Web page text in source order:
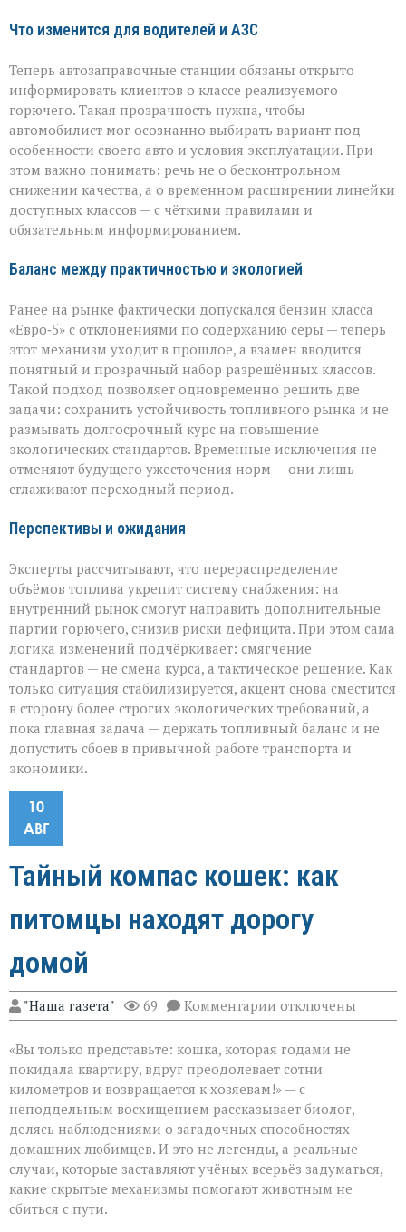
Что изменится для водителей и АЗС
Теперь автозаправочные станции обязаны открыто
информировать клиентов о классе реализуемого
горючего. Такая прозрачность нужна, чтобы
автомобилист мог осознанно выбирать вариант под
особенности своего авто и условия эксплуатации. При
этом важно понимать: речь не о бесконтрольном
снижении качества, а о временном расширении линейки
доступных классов — с чёткими правилами и
обязательным информированием.
Баланс между практичностью и экологией
Ранее на рынке фактически допускался бензин класса
«Евро‑5» с отклонениями по содержанию серы — теперь
этот механизм уходит в прошлое, а взамен вводится
понятный и прозрачный набор разрешённых классов.
Такой подход позволяет одновременно решить две
задачи: сохранить устойчивость топливного рынка и не
размывать долгосрочный курс на повышение
экологических стандартов. Временные исключения не
отменяют будущего ужесточения норм — они лишь
сглаживают переходный период.
Перспективы и ожидания
Эксперты рассчитывают, что перераспределение
объёмов топлива укрепит систему снабжения: на
внутренний рынок смогут направить дополнительные
партии горючего, снизив риски дефицита. При этом сама
логика изменений подчёркивает: смягчение
стандартов — не смена курса, а тактическое решение. Как
только ситуация стабилизируется, акцент снова сместится
в сторону более строгих экологических требований, а
пока главная задача — держать топливный баланс и не
допустить сбоев в привычной работе транспорта и
экономики.
10
АВГ
Тайный компас кошек: как
питомцы находят дорогу
домой
"Наша газета" 69 Комментарии к
записи
компас
кошек:
питомцы
находят
дорогу
домой
отключены
«Вы только представьте: кошка, которая годами не
покидала квартиру, вдруг преодолевает сотни
километров и возвращается к хозяевам!» — с
неподдельным восхищением рассказывает биолог,
делясь наблюдениями о загадочных способностях
домашних любимцев. И это не легенды, а реальные
случаи, которые заставляют учёных всерьёз задуматься,
какие скрытые механизмы помогают животным не
сбиться с пути.